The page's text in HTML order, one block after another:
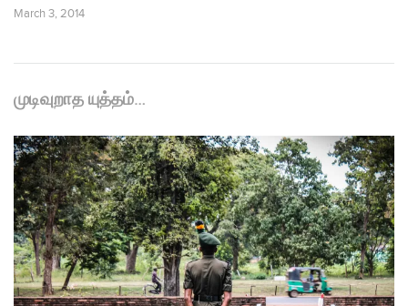
March 3, 2014
முடிவுறாத யுத்தம்…